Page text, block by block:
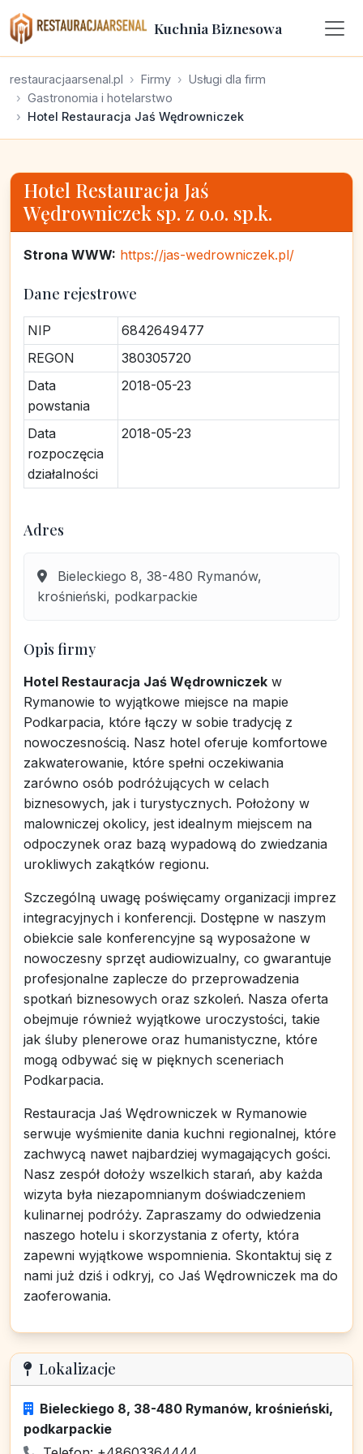
Kuchnia Biznesowa
restauracjaarsenal.pl Firmy
Usługi dla firm
Gastronomia i hotelarstwo
Hotel Restauracja Jaś Wędrowniczek
Hotel Restauracja Jaś
Wędrowniczek sp. z o.o. sp.k.
Strona WWW: https://jas-wedrowniczek.pl/
Dane rejestrowe
NIP
6842649477
REGON
380305720
Data
powstania
2018-05-23
Data
rozpoczęcia
działalności
2018-05-23
Adres
Bieleckiego 8, 38-480 Rymanów,
krośnieński, podkarpackie
Opis firmy
Hotel Restauracja Jaś Wędrowniczek w
Rymanowie to wyjątkowe miejsce na mapie
Podkarpacia, które łączy w sobie tradycję z
nowoczesnością. Nasz hotel oferuje komfortowe
zakwaterowanie, które spełni oczekiwania
zarówno osób podróżujących w celach
biznesowych, jak i turystycznych. Położony w
malowniczej okolicy, jest idealnym miejscem na
odpoczynek oraz bazą wypadową do zwiedzania
urokliwych zakątków regionu.
Szczególną uwagę poświęcamy organizacji imprez
integracyjnych i konferencji. Dostępne w naszym
obiekcie sale konferencyjne są wyposażone w
nowoczesny sprzęt audiowizualny, co gwarantuje
profesjonalne zaplecze do przeprowadzenia
spotkań biznesowych oraz szkoleń. Nasza oferta
obejmuje również wyjątkowe uroczystości, takie
jak śluby plenerowe oraz humanistyczne, które
mogą odbywać się w pięknych sceneriach
Podkarpacia.
Restauracja Jaś Wędrowniczek w Rymanowie
serwuje wyśmienite dania kuchni regionalnej, które
zachwycą nawet najbardziej wymagających gości.
Nasz zespół dołoży wszelkich starań, aby każda
wizyta była niezapomnianym doświadczeniem
kulinarnej podróży. Zapraszamy do odwiedzenia
naszego hotelu i skorzystania z oferty, która
zapewni wyjątkowe wspomnienia. Skontaktuj się z
nami już dziś i odkryj, co Jaś Wędrowniczek ma do
zaoferowania.
Lokalizacje
Bieleckiego 8, 38-480 Rymanów, krośnieński,
podkarpackie